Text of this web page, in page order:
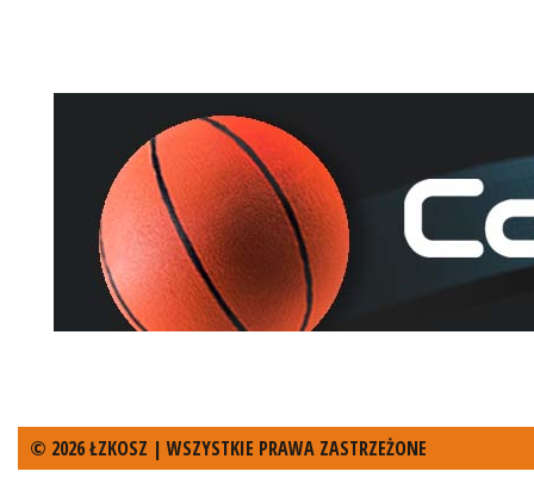
© 2026 ŁZKOSZ | WSZYSTKIE PRAWA ZASTRZEŻONE